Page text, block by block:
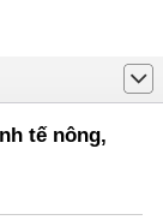
tế nông,